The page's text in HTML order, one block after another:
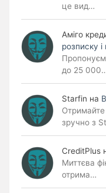
це вид…
Аміго
розписку і
до 25
Starfin на
зручно з
CreditPlus
Миттєва
отрима…